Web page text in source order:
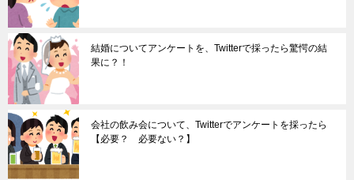
結婚についてアンケートを、Twitterで採ったら驚愕の結
果に？！
会社の飲み会について、Twitterでアンケートを採ったら
【必要？ 必要ない？】